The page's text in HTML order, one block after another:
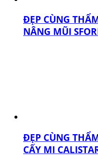
ĐẸP CÙNG
NÂNG MŨI
ĐẸP CÙNG
CẤY MI